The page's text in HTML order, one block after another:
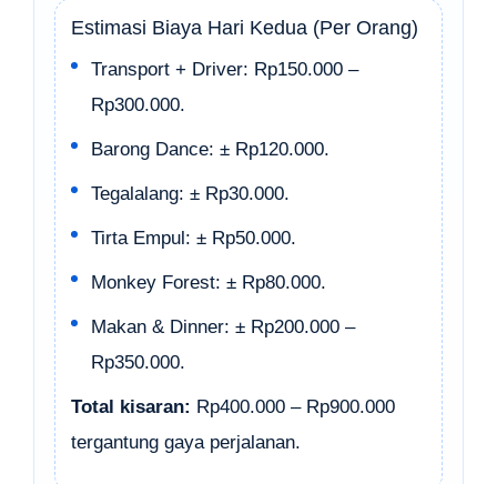
Estimasi Biaya Hari Kedua (Per Orang)
Transport + Driver: Rp150.000 –
Rp300.000.
Barong Dance: ± Rp120.000.
Tegalalang: ± Rp30.000.
Tirta Empul: ± Rp50.000.
Monkey Forest: ± Rp80.000.
Makan & Dinner: ± Rp200.000 –
Rp350.000.
Total kisaran: Rp400.000 – Rp900.000
tergantung gaya perjalanan.